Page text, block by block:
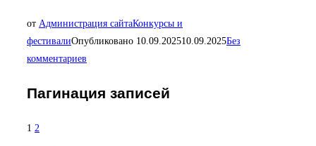
от Администрация сайтаКонкурсы и
фестивалиОпубликовано 10.09.202510.09.2025Без
комментариев
Пагинация записей
1 2